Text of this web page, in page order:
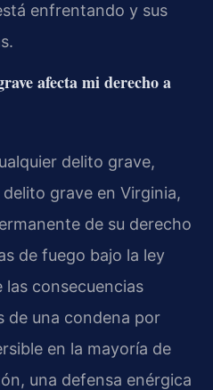
enfrentando y sus
afecta mi derecho a
delito grave,
grave en Virginia,
de su derecho
de fuego bajo la ley
las consecuencias
de una condena por
en la mayoría de
una defensa enérgica